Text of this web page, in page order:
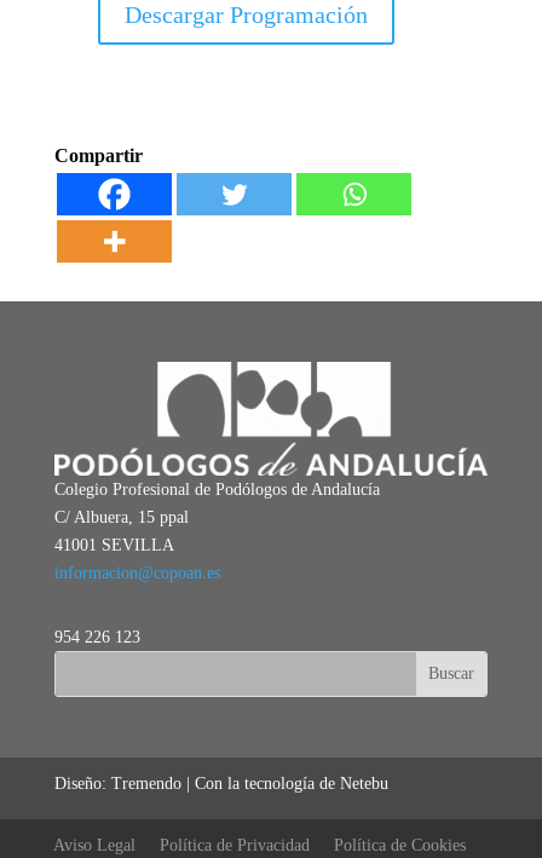
Descargar Programación
Compartir
Colegio Profesional de Podólogos de Andalucía
C/ Albuera, 15 ppal
41001 SEVILLA
informacion@copoan.es
954 226 123
Diseño: Tremendo | Con la tecnología de Netebu
Aviso Legal Política de Privacidad Política de Cookies